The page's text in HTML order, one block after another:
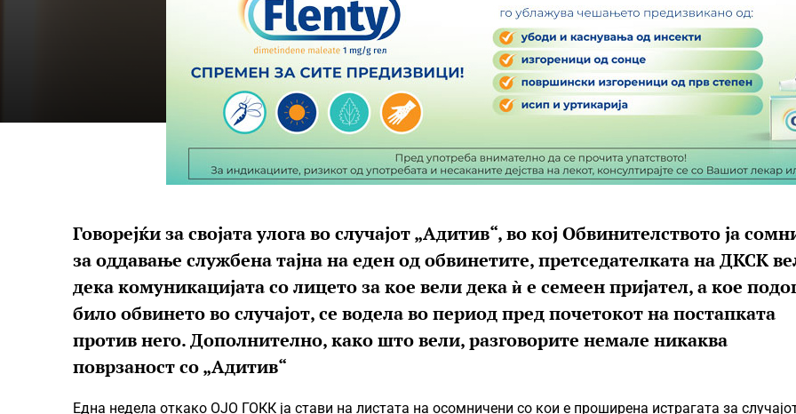
Говорејќи за својата улога во случајот „Адитив“, во кој Обвинителството ја
за оддавање службена тајна на еден од обвинетите, претседателката на ДКСК
дека комуникацијата со лицето за кое вели дека ѝ е семеен пријател, а кое
било обвинето во случајот, се водела во период пред почетокот на постапката
против него. Дополнително, како што вели, разговорите немале никаква
поврзаност со „Адитив“
Една недела откако ОЈО ГОКК ја стави на листата на осомничени со кои е проширена истрагата за